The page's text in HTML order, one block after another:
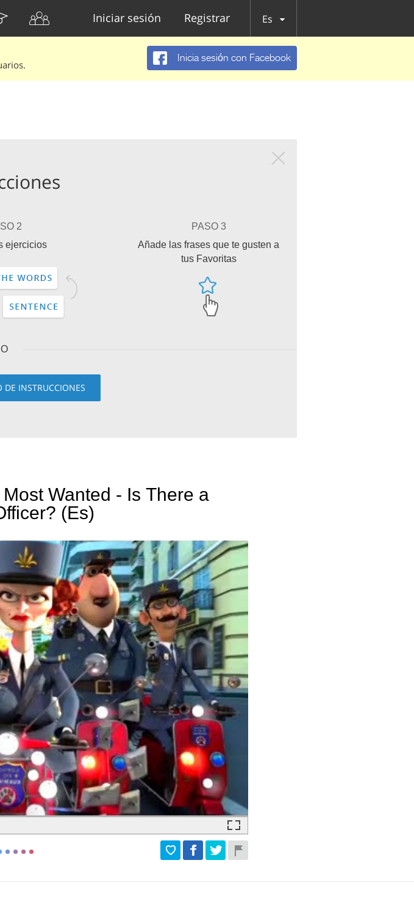
Iniciar sesión Registrar Es
Inicia sesión con Facebook
2
ejercicios
PASO 3
Añade las frases que te gusten a
tus Favoritas
O
DE INSTRUCCIONES
Wanted - Is There a
(Es)